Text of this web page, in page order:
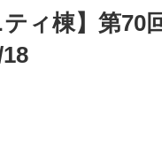
ィ棟】第70